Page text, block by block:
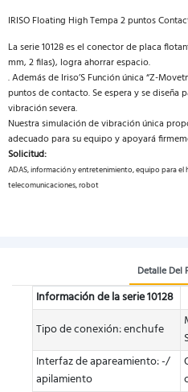
IRISO Floating High Tempa 2 puntos
La serie 10128 es el conector de placa
mm, 2 filas), logra ahorrar espacio.
. Además de Iriso’S Función única “Z-
puntos de contacto. Se espera y se diseña
vibración severa.
Nuestra simulación de vibración única
adecuado para su equipo y apoyará
Solicitud:
ADAS, información y entretenimiento, equipo para
telecomunicaciones, robot
Detalle Del
Información de la serie 10128
Tipo de conexión: enchufe
Interfaz de apareamiento: -/
apilamiento